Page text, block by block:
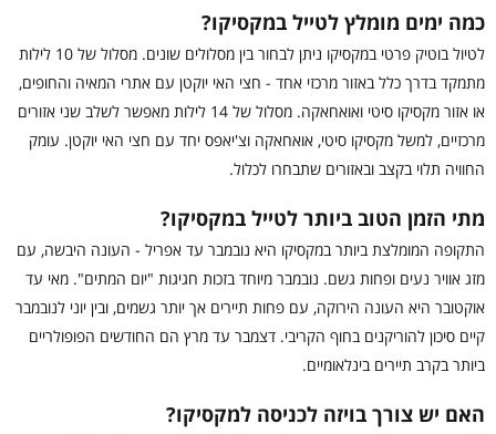
כמה ימים מומלץ לטייל במקסיקו?
לטיול בוטיק פרטי במקסיקו ניתן לבחור בין מסלולים שונים. מסלול של 10 לילות
מתמקד בדרך כלל באזור מרכזי אחד - חצי האי יוקטן עם אתרי המאיה והחופים,
או אזור מקסיקו סיטי ואואחאקה. מסלול של 14 לילות מאפשר לשלב שני אזורים
מרכזיים, למשל מקסיקו סיטי, אואחאקה וצ'יאפס יחד עם חצי האי יוקטן. עומק
החוויה תלוי בקצב ובאזורים שתבחרו לכלול.
מתי הזמן הטוב ביותר לטייל במקסיקו?
התקופה המומלצת ביותר במקסיקו היא נובמבר עד אפריל - העונה היבשה, עם
מזג אוויר נעים ופחות גשם. נובמבר מיוחד בזכות חגיגות "יום המתים". מאי עד
אוקטובר היא העונה הירוקה, עם פחות תיירים אך יותר גשמים, ובין יוני לנובמבר
קיים סיכון להוריקנים בחוף הקריבי. דצמבר עד מרץ הם החודשים הפופולריים
ביותר בקרב תיירים בינלאומיים.
האם יש צורך בויזה לכניסה למקסיקו?